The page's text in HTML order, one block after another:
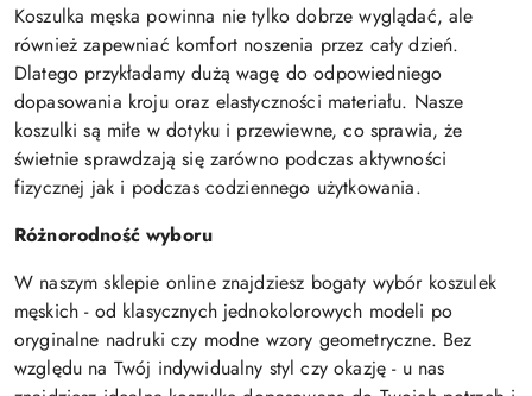
Koszulka męska powinna nie tylko dobrze wyglądać, ale
również zapewniać komfort noszenia przez cały dzień.
Dlatego przykładamy dużą wagę do odpowiedniego
dopasowania kroju oraz elastyczności materiału. Nasze
koszulki są miłe w dotyku i przewiewne, co sprawia, że
świetnie sprawdzają się zarówno podczas aktywności
fizycznej jak i podczas codziennego użytkowania.
Różnorodność wyboru
W naszym sklepie online znajdziesz bogaty wybór koszulek
męskich - od klasycznych jednokolorowych modeli po
oryginalne nadruki czy modne wzory geometryczne. Bez
względu na Twój indywidualny styl czy okazję - u nas